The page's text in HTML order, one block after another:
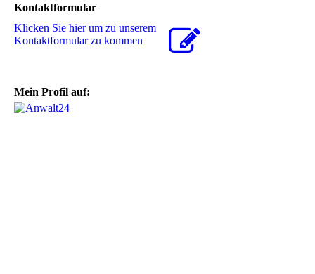
Kontaktformular
Klicken Sie hier um zu unserem
Kon­takt­for­mu­lar zu kommen
Mein Profil auf: